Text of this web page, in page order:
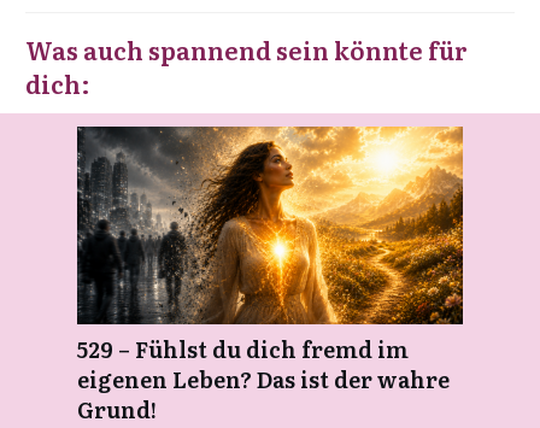
Was auch spannend sein könnte für
dich:
529 – Fühlst du dich fremd im
eigenen Leben? Das ist der wahre
Grund!